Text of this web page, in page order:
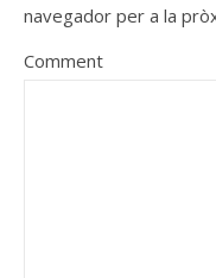
navegador per a la
Comment